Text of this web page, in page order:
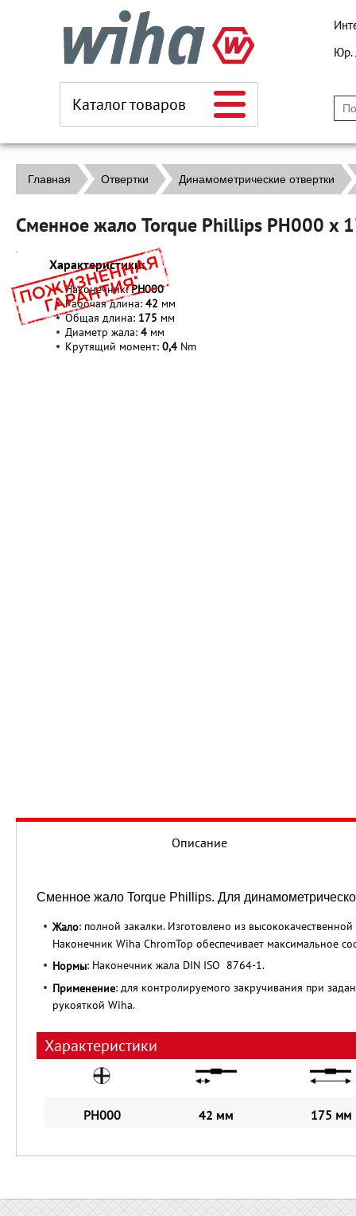
Каталог товаров
Юр.
Главная Отвертки Динамометрические отвертки
Сменное жало Torque Phillips PH000 x
Характеристики:
Наконечник:PH000
Рабочая длина: 42 мм
Общая длина: 175 мм
Диаметр жала: 4 мм
Крутящий момент: 0,4 Nm
Описание
Сменное жало Torque Phillips. Для
Жало: полной закалки. Изготовлено из
Наконечник Wiha ChromTop обеспечивает максимальное
Нормы: Наконечник жала DIN ISO 8764-1.
Применение: для контролируемого закручивания при
рукояткой Wiha.
Характеристики
PH000 42 мм 175 мм